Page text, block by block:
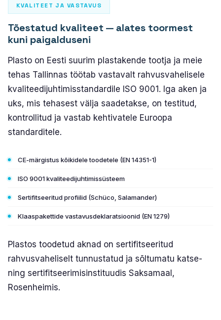
PLASTO NORDIC
UKSED
Rõduuksed
LÜKANDUKSED
PLASTO DRIVE
PLASTO PS
Turvaklaasid
Mürasummutusklaasid
KVALITEET JA VASTAVUS
Tõestatud kvaliteet — alates toormest
kuni paigalduseni
Plasto on Eesti suurim plastakende tootja ja meie
tehas Tallinnas töötab vastavalt rahvusvahelisele
kvaliteedijuhtimisstandardile ISO 9001. Iga aken ja
uks, mis tehasest välja saadetakse, on testitud,
kontrollitud ja vastab kehtivatele Euroopa
standarditele.
CE-märgistus kõikidele toodetele (EN 14351-1)
ISO 9001 kvaliteedijuhtimissüsteem
Sertifitseeritud profiilid (Schüco, Salamander)
Klaaspakettide vastavusdeklaratsioonid (EN 1279)
Plastos toodetud aknad on sertifitseeritud
rahvusvaheliselt tunnustatud ja sõltumatu katse-
ning sertifitseerimisinstituudis Saksamaal,
Rosenheimis.